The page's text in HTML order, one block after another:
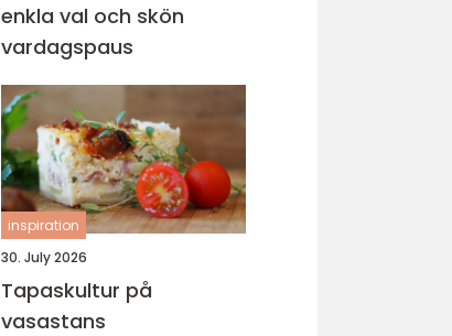
enkla val och skön
vardagspaus
inspiration
30. July 2026
Tapaskultur på
vasastans